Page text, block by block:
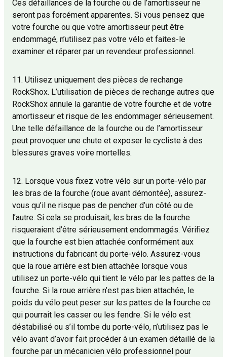
Ces défaillances de la fourche ou de l’amortisseur ne
seront pas forcément apparentes. Si vous pensez que
votre fourche ou que votre amortisseur peut être
endommagé, n’utilisez pas votre vélo et faites-le
examiner et réparer par un revendeur professionnel.
11. Utilisez uniquement des pièces de rechange
RockShox. L’utilisation de pièces de rechange autres que
RockShox annule la garantie de votre fourche et de votre
amortisseur et risque de les endommager sérieusement.
Une telle défaillance de la fourche ou de l’amortisseur
peut provoquer une chute et exposer le cycliste à des
blessures graves voire mortelles.
12. Lorsque vous fixez votre vélo sur un porte-vélo par
les bras de la fourche (roue avant démontée), assurez-
vous qu’il ne risque pas de pencher d’un côté ou de
l’autre. Si cela se produisait, les bras de la fourche
risqueraient d’être sérieusement endommagés. Vérifiez
que la fourche est bien attachée conformément aux
instructions du fabricant du porte-vélo. Assurez-vous
que la roue arrière est bien attachée lorsque vous
utilisez un porte-vélo qui tient le vélo par les pattes de la
fourche. Si la roue arrière n’est pas bien attachée, le
poids du vélo peut peser sur les pattes de la fourche ce
qui pourrait les casser ou les fendre. Si le vélo est
déstabilisé ou s’il tombe du porte-vélo, n’utilisez pas le
vélo avant d’avoir fait procéder à un examen détaillé de la
fourche par un mécanicien vélo professionnel pour